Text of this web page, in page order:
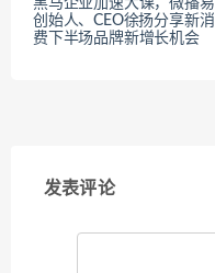
黑马企业加速大课，微播易
创始人、CEO徐扬分享新消
费下半场品牌新增长机会
发表评论